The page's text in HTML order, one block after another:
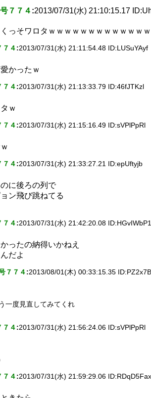
７７４ :2013/07/31(水) 21:10:15.17 ID:
っそワロタｗｗｗｗｗｗｗｗｗｗｗｗｗ
７４:2013/07/31(水) 21:11:54.48 ID:LUSuYAyf
かったｗ
７４:2013/07/31(水) 21:13:33.79 ID:46fJTKzl
ｗ
７４:2013/07/31(水) 21:15:16.49 ID:sVPlPpRl
７４:2013/07/31(水) 21:33:27.21 ID:epUftyjb
に後ろの列で
ン飛び跳ねてる
７４:2013/07/31(水) 21:42:20.08 ID:HGvIWbP1
ったの納得いかねえ
だよ
７７４:2013/08/01(木) 00:33:15.35 ID:
一度見直してみてくれ
７４:2013/07/31(水) 21:56:24.06 ID:sVPlPpRl
７４:2013/07/31(水) 21:59:29.06 ID:RDqD5Fax